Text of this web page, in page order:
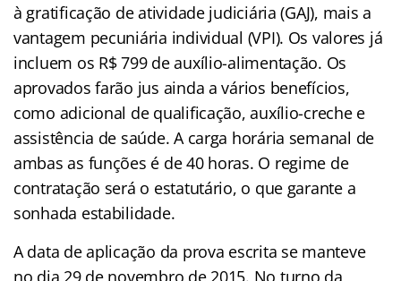
à gratificação de atividade judiciária (GAJ), mais a
vantagem pecuniária individual (VPI). Os valores já
incluem os R$ 799 de auxílio-alimentação. Os
aprovados farão jus ainda a vários benefícios,
como adicional de qualificação, auxílio-creche e
assistência de saúde. A carga horária semanal de
ambas as funções é de 40 horas. O regime de
contratação será o estatutário, o que garante a
sonhada estabilidade.
A data de aplicação da prova escrita se manteve
no dia 29 de novembro de 2015. No turno da